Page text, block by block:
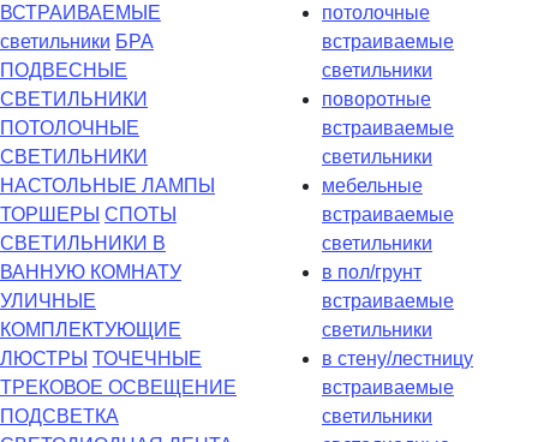
ВСТРАИВАЕМЫЕ
светильники БРА
ПОДВЕСНЫЕ
СВЕТИЛЬНИКИ
ПОТОЛОЧНЫЕ
СВЕТИЛЬНИКИ
НАСТОЛЬНЫЕ ЛАМПЫ
ТОРШЕРЫ СПОТЫ
СВЕТИЛЬНИКИ В
ВАННУЮ КОМНАТУ
УЛИЧНЫЕ
КОМПЛЕКТУЮЩИЕ
ЛЮСТРЫ ТОЧЕЧНЫЕ
ТРЕКОВОЕ ОСВЕЩЕНИЕ
ПОДСВЕТКА
потолочные
встраиваемые
светильники
поворотные
встраиваемые
светильники
мебельные
встраиваемые
светильники
в пол/грунт
встраиваемые
светильники
в стену/лестницу
встраиваемые
светильники